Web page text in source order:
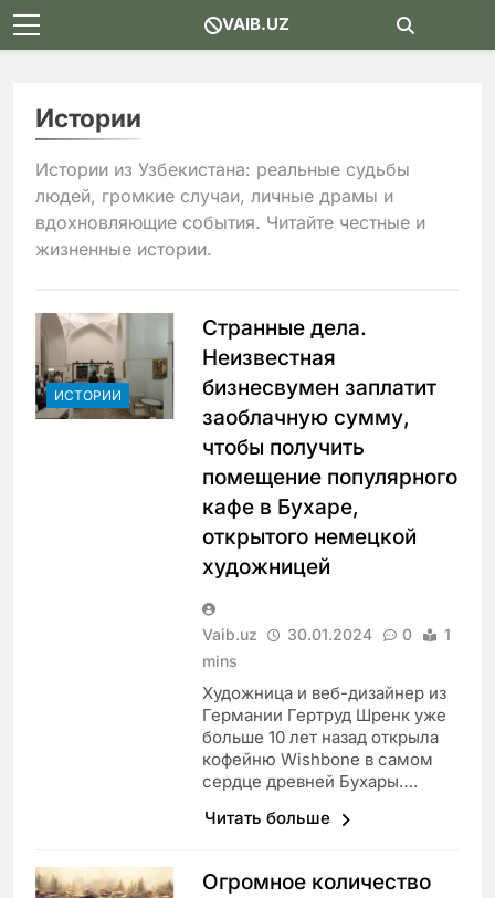
Skip
to
VAIB.UZ
Истории
Истории из Узбекистана: реальные судьбы
людей, громкие случаи, личные драмы и
вдохновляющие события. Читайте честные и
жизненные истории.
ИСТОРИИ
Странные дела.
Неизвестная
бизнесвумен заплатит
заоблачную сумму,
чтобы получить
помещение популярного
кафе в Бухаре,
открытого немецкой
художницей
Vaib.uz 30.01.2024 0
1
mins
Художница и веб-дизайнер из
Германии Гертруд Шренк уже
больше 10 лет назад открыла
кофейню Wishbone в самом
сердце древней Бухары….
Читать больше
Огромное количество